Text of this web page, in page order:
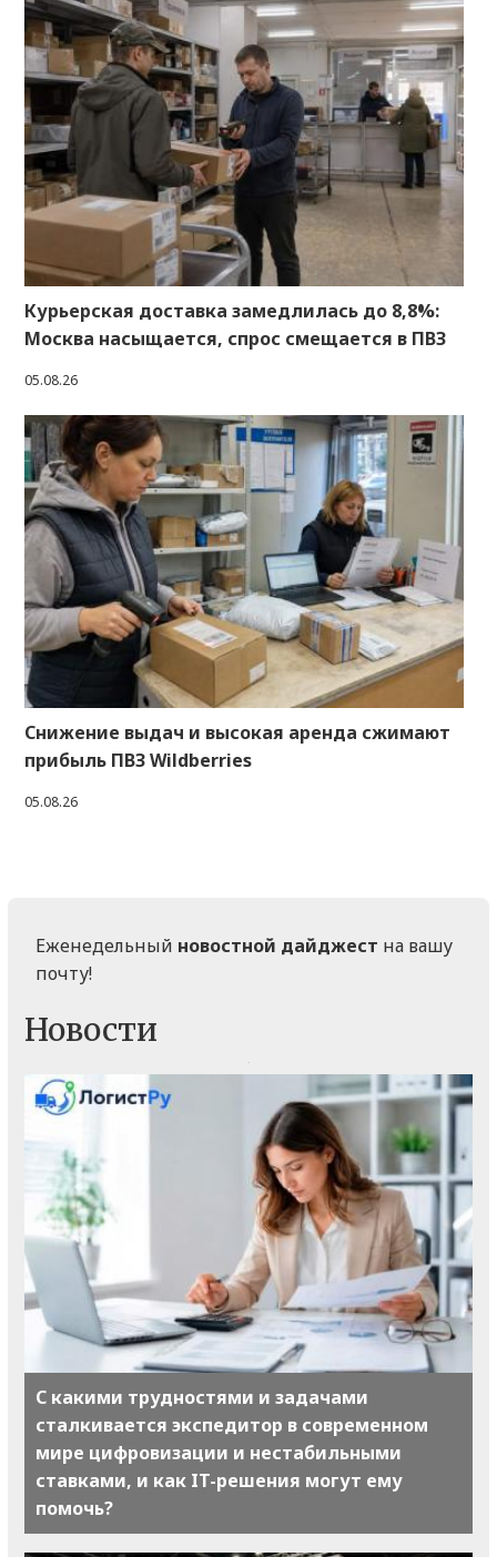
Курьерская доставка замедлилась до 8,8%:
Москва насыщается, спрос смещается в ПВЗ
05.08.26
Снижение выдач и высокая аренда сжимают
прибыль ПВЗ Wildberries
05.08.26
Еженедельный новостной дайджест на вашу
почту!
Новости
С какими трудностями и задачами
сталкивается экспедитор в современном
мире цифровизации и нестабильными
ставками, и как IT-решения могут ему
помочь?